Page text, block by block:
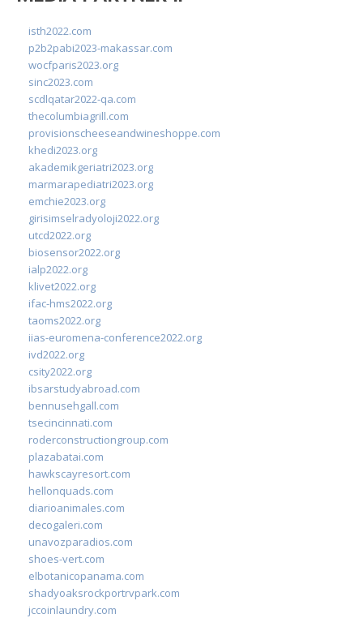
isth2022.com
p2b2pabi2023-makassar.com
wocfparis2023.org
sinc2023.com
scdlqatar2022-qa.com
thecolumbiagrill.com
provisionscheeseandwineshoppe.com
khedi2023.org
akademikgeriatri2023.org
marmarapediatri2023.org
emchie2023.org
girisimselradyoloji2022.org
utcd2022.org
biosensor2022.org
ialp2022.org
klivet2022.org
ifac-hms2022.org
taoms2022.org
iias-euromena-conference2022.org
ivd2022.org
csity2022.org
ibsarstudyabroad.com
bennusehgall.com
tsecincinnati.com
roderconstructiongroup.com
plazabatai.com
hawkscayresort.com
hellonquads.com
diarioanimales.com
decogaleri.com
unavozparadios.com
shoes-vert.com
elbotanicopanama.com
shadyoaksrockportrvpark.com
jccoinlaundry.com